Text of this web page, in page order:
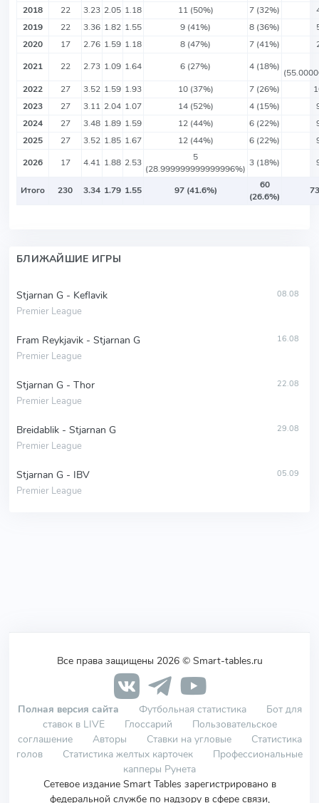
2018
22 3.23 2.05 1.18 11 (50%) 7 (32%)
2019
22 3.36 1.82 1.55 9 (41%) 8 (36%)
2020
17 2.76 1.59 1.18 8 (47%) 7 (41%)
2021
22 2.73 1.09 1.64 6 (27%) 4 (18%)
2022
27 3.52 1.59 1.93 10 (37%) 7 (26%)
2023
27 3.11 2.04 1.07 14 (52%) 4 (15%)
2024
27 3.48 1.89 1.59 12 (44%) 6 (22%)
2025
27 3.52 1.85 1.67 12 (44%) 6 (22%)
2026
17 4.41 1.88 2.53
5
(28.999999999999996%)
3 (18%)
Итого 230 3.34 1.79 1.55 97 (41.6%)
60
(26.6%)
БЛИЖАЙШИЕ ИГРЫ
Stjarnan G - Keflavik
Premier League
08.08
Fram Reykjavik - Stjarnan G
Premier League
16.08
Stjarnan G - Thor
Premier League
22.08
Breidablik - Stjarnan G
Premier League
29.08
Stjarnan G - IBV
Premier League
05.09
Все права защищены 2026 © Smart-tables.ru
Полная версия сайта Футбольная статистика
Бот для
ставок в LIVE
Глоссарий
Пользовательское
соглашение
Авторы Ставки на угловые
Статистика
голов
Статистика желтых карточек
Профессиональные
капперы Рунета
Сетевое издание Smart Tables зарегистрировано в
федеральной службе по надзору в сфере связи,